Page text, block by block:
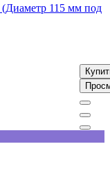
115 мм под